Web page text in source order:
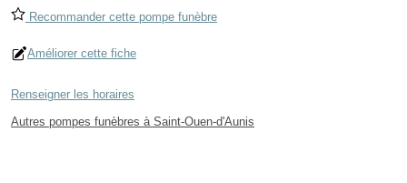
Recommander cette pompe funèbre
Améliorer cette fiche
Renseigner les horaires
Autres pompes funèbres à Saint-Ouen-d'Aunis